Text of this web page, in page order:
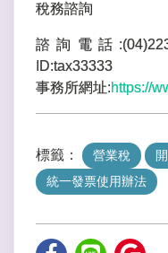
稅務諮詢
諮詢電話
ID:tax33333
事務所網址:https://
標籤： 營業稅
統一發票使用辦法